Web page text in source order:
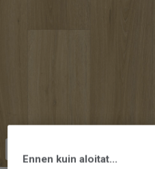
Ennen kuin aloitat...